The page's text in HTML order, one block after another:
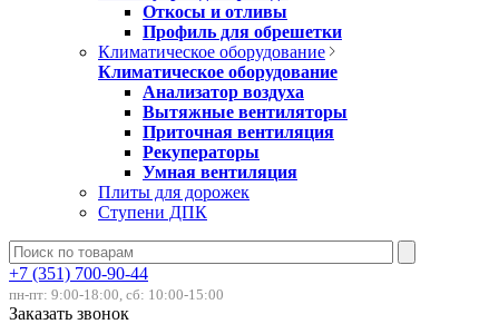
Откосы и отливы
Профиль для обрешетки
Климатическое оборудование
Климатическое оборудование
Анализатор воздуха
Вытяжные вентиляторы
Приточная вентиляция
Рекуператоры
Умная вентиляция
Плиты для дорожек
Ступени ДПК
+7 (351) 700-90-44
пн-пт: 9:00-18:00, сб: 10:00-15:00
Заказать звонок